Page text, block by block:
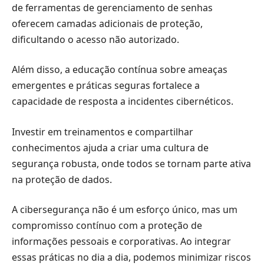
de ferramentas de gerenciamento de senhas
oferecem camadas adicionais de proteção,
dificultando o acesso não autorizado.
Além disso, a educação contínua sobre ameaças
emergentes e práticas seguras fortalece a
capacidade de resposta a incidentes cibernéticos.
Investir em treinamentos e compartilhar
conhecimentos ajuda a criar uma cultura de
segurança robusta, onde todos se tornam parte ativa
na proteção de dados.
A cibersegurança não é um esforço único, mas um
compromisso contínuo com a proteção de
informações pessoais e corporativas. Ao integrar
essas práticas no dia a dia, podemos minimizar riscos